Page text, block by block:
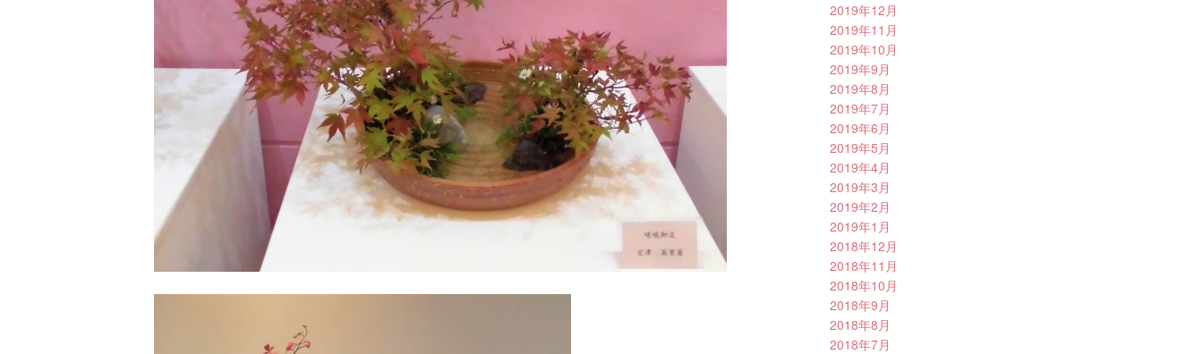
2019年12月
2019年11月
2019年10月
2019年9月
2019年8月
2019年7月
2019年6月
2019年5月
2019年4月
2019年3月
2019年2月
2019年1月
2018年12月
2018年11月
2018年10月
2018年9月
2018年8月
2018年7月